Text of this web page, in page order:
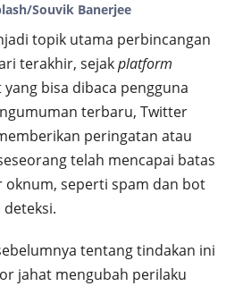
Souvik Banerjee
topik utama perbincangan
terakhir, sejakplatform
bisa dibaca pengguna
terbaru, Twitter
peringatan atau
telah mencapai batas
oknum, seperti spam dan bot
tentang tindakan ini
jahat mengubah perilaku